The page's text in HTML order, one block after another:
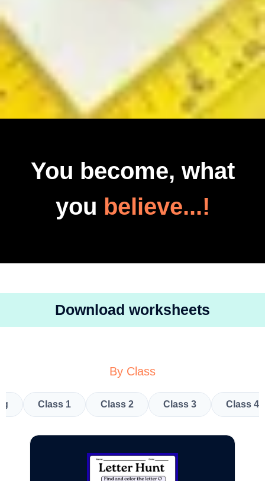
You become, what
you believe...!
Download worksheets
By Class
Class 1 Class 2 Class 3 Class 4